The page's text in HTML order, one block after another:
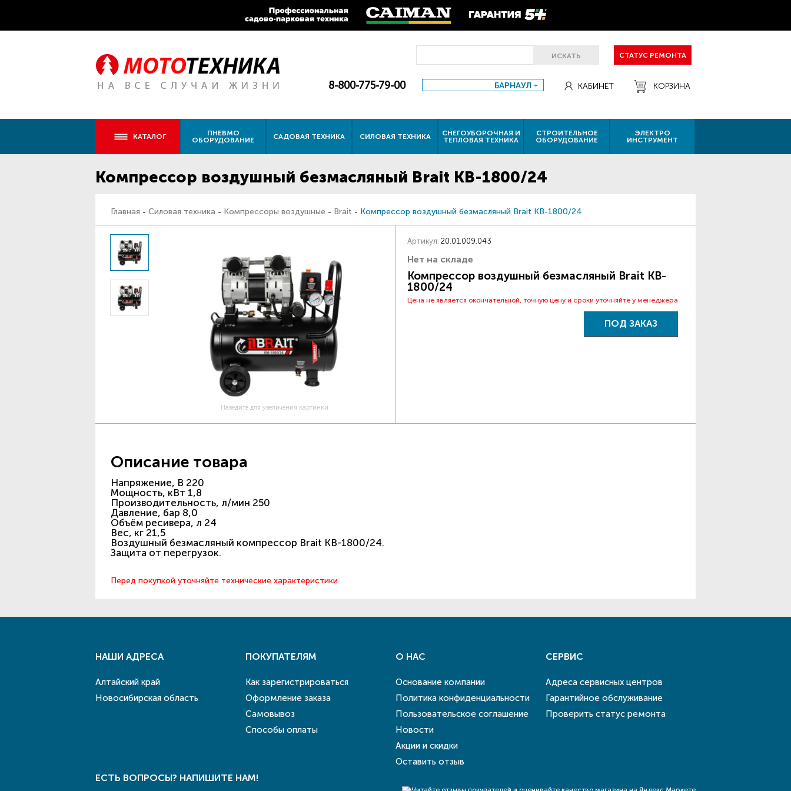
ИСКАТЬ СТАТУС РЕМОНТА
8-800-775-79-00 БАРНАУЛ КАБИНЕТ КОРЗИНА
КАТАЛОГ
ПНЕВМО
ОБОРУДОВАНИЕ
САДОВАЯ ТЕХНИКА СИЛОВАЯ ТЕХНИКА
СНЕГОУБОРОЧНАЯ И
ТЕПЛОВАЯ ТЕХНИКА
СТРОИТЕЛЬНОЕ
ОБОРУДОВАНИЕ
ЭЛЕКТРО
ИНСТРУМЕНТ
Компрессор воздушный безмасляный Brait КB-1800/24
Главная - Силовая техника - Компрессоры воздушные - Brait - Компрессор воздушный безмасляный Brait КB-1800/24
Наведите для увеличения картинки
Артикул: 20.01.009.043
Нет на складе
Компрессор воздушный безмасляный Brait КB-
1800/24
Цена не является окончательной, точную цену и сроки уточняйте у менеджера
ПОД ЗАКАЗ
Описание товара
Напряжение, В 220
Мощность, кВт 1,8
Производительность, л/мин 250
Давление, бар 8,0
Объём ресивера, л 24
Вес, кг 21,5
Воздушный безмасляный компрессор Brait КB-1800/24.
Защита от перегрузок.
Перед покупкой уточняйте технические характеристики
НАШИ АДРЕСА
Алтайский край
Новосибирская область
ПОКУПАТЕЛЯМ
Как зарегистрироваться
Оформление заказа
Самовывоз
Способы оплаты
О НАС
Основание компании
Политика конфиденциальности
Пользовательское соглашение
Новости
Акции и скидки
Оставить отзыв
СЕРВИС
Адреса сервисных центров
Гарантийное обслуживание
Проверить статус ремонта
ЕСТЬ ВОПРОСЫ? НАПИШИТЕ НАМ!